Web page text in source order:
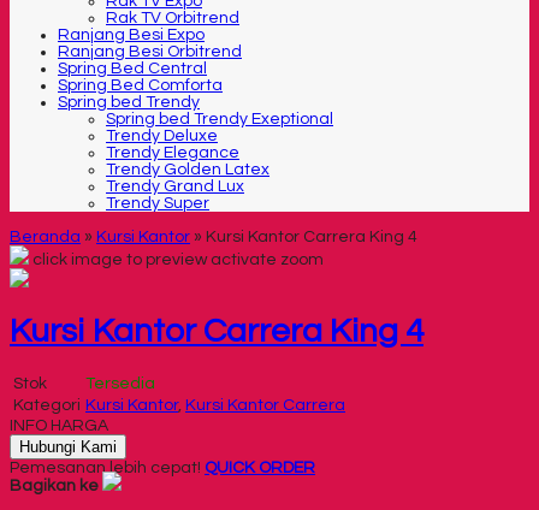
Rak TV Orbitrend
Ranjang Besi Expo
Ranjang Besi Orbitrend
Spring Bed Central
Spring Bed Comforta
Spring bed Trendy
Spring bed Trendy Exeptional
Trendy Deluxe
Trendy Elegance
Trendy Golden Latex
Trendy Grand Lux
Trendy Super
Beranda » Kursi Kantor » Kursi Kantor Carrera King 4
click image to preview activate zoom
Kursi Kantor Carrera King 4
Stok
Tersedia
Kategori Kursi Kantor, Kursi Kantor Carrera
INFO HARGA
Hubungi Kami
Pemesanan lebih cepat! QUICK ORDER
Bagikan ke